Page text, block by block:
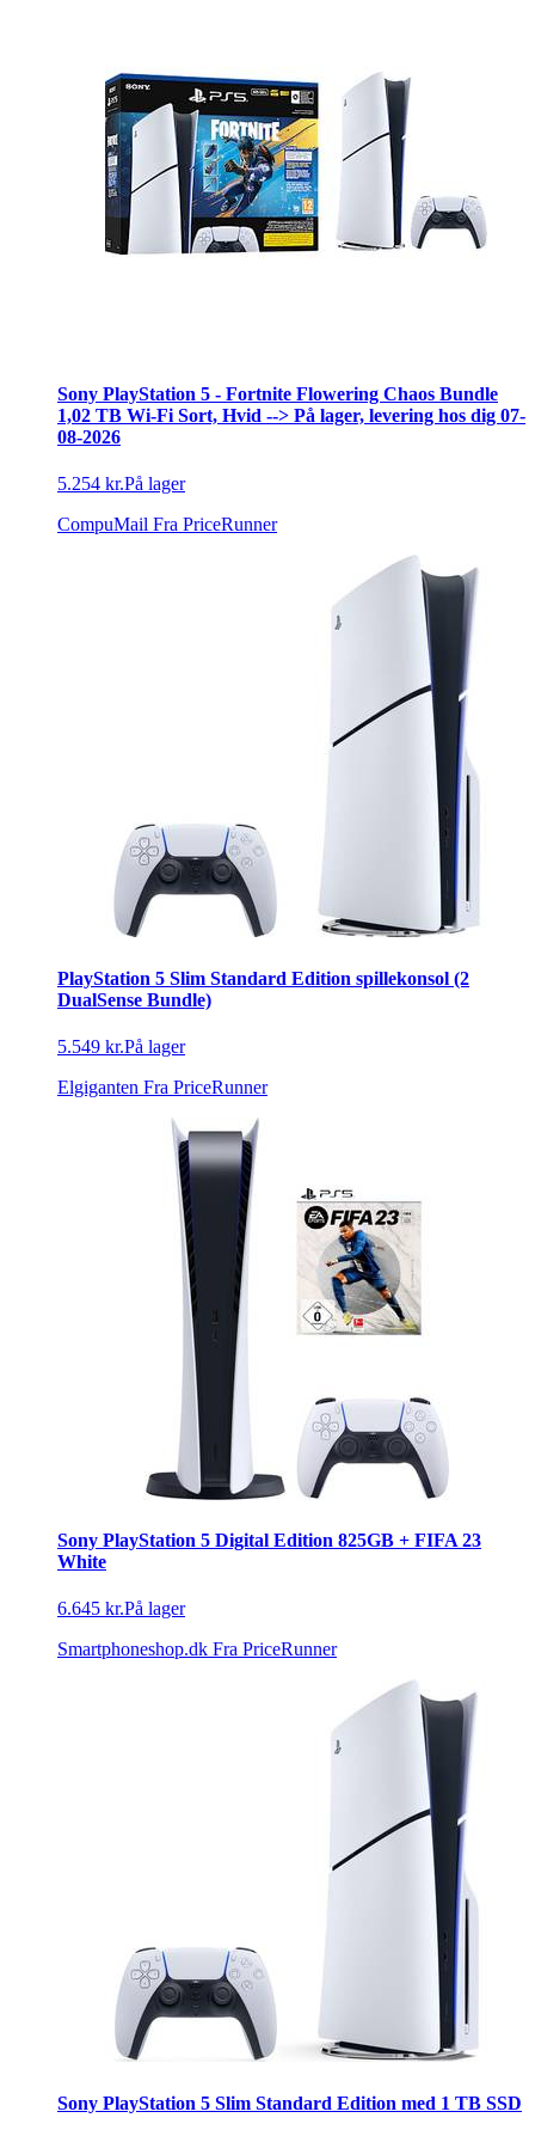
Sony PlayStation 5 - Fortnite Flowering Chaos Bundle
1,02 TB Wi-Fi Sort, Hvid --> På lager, levering hos dig 07-
08-2026
5.254 kr.På lager
CompuMail Fra PriceRunner
PlayStation 5 Slim Standard Edition spillekonsol (2
DualSense Bundle)
5.549 kr.På lager
Elgiganten Fra PriceRunner
Sony PlayStation 5 Digital Edition 825GB + FIFA 23
White
6.645 kr.På lager
Smartphoneshop.dk Fra PriceRunner
Sony PlayStation 5 Slim Standard Edition med 1 TB SSD